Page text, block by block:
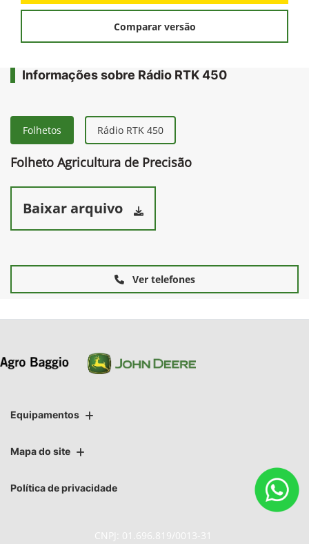
Comparar versão
Informações sobre Rádio RTK 450
Folhetos Rádio RTK 450
Folheto Agricultura de Precisão
Baixar arquivo
Ver telefones
Equipamentos
Mapa do site
Política de privacidade
CNPJ: 01.696.819/0013-31